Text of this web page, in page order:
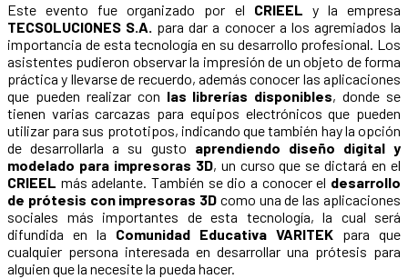
Este evento fue organizado por el CRIEEL y la empresa
TECSOLUCIONES S.A. para dar a conocer a los agremiados la
importancia de esta tecnología en su desarrollo profesional. Los
asistentes pudieron observar la impresión de un objeto de forma
práctica y llevarse de recuerdo, además conocer las aplicaciones
que pueden realizar con las librerías disponibles, donde se
tienen varias carcazas para equipos electrónicos que pueden
utilizar para sus prototipos, indicando que también hay la opción
de desarrollarla a su gusto aprendiendo diseño digital y
modelado para impresoras 3D, un curso que se dictará en el
CRIEEL más adelante. También se dio a conocer el desarrollo
de prótesis con impresoras 3D como una de las aplicaciones
sociales más importantes de esta tecnología, la cual será
difundida en la Comunidad Educativa VARITEK para que
cualquier persona interesada en desarrollar una prótesis para
alguien que la necesite la pueda hacer.